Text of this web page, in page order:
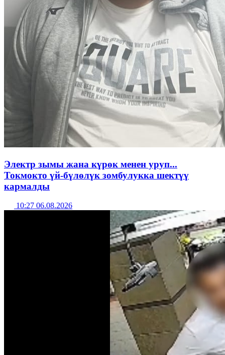
Электр зымы жана күрөк менен уруп...
Токмокто үй-бүлөлүк зомбулукка шектүү
кармалды
10:27 06.08.2026